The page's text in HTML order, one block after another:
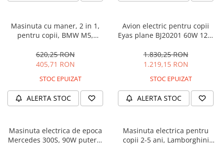
Masinuta cu maner, 2 in 1,
pentru copii, BMW M5,
620,25 RON
405,71 RON
STOC EPUIZAT
ALERTA STOC
Avion electric pentru copii
Eyas plane BJ20201 60W 12V,
1.830,25 RON
1.219,15 RON
STOC EPUIZAT
ALERTA STOC
Masinuta electrica de epoca
Mercedes 300S, 90W putere,
Masinuta electrica pentru
copii 2-5 ani, Lamborghini